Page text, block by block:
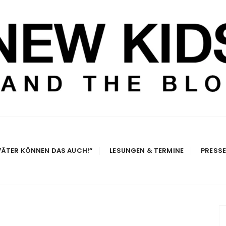
Blog
KÖNNEN DAS AUCH!“ LESUNGEN & TERMINE